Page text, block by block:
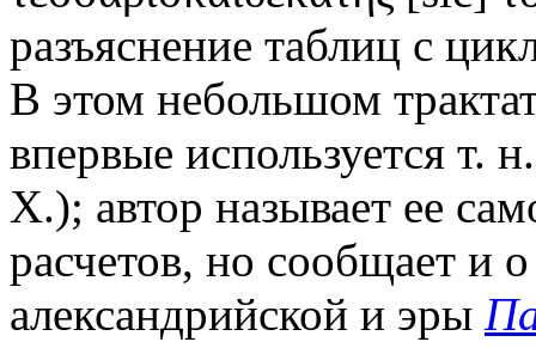
разъяснение таблиц с
В этом небольшом
впервые используется т.
Х.); автор называет ее
расчетов, но сообщает и
александрийской и эры